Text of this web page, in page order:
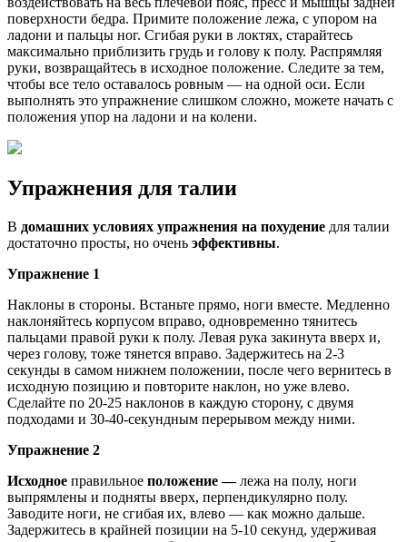
поверхности бедра. Примите положение лежа, с упором на
ладони и пальцы ног. Сгибая руки в локтях, старайтесь
максимально приблизить грудь и голову к полу. Распрямляя
руки, возвращайтесь в исходное положение. Следите за тем,
чтобы все тело оставалось ровным — на одной оси. Если
выполнять это упражнение слишком сложно, можете начать с
положения упор на ладони и на колени.
Упражнения для талии
В домашних условиях упражнения на похудение для талии
достаточно просты, но очень эффективны.
Упражнение 1
Наклоны в стороны. Встаньте прямо, ноги вместе. Медленно
наклоняйтесь корпусом вправо, одновременно тянитесь
пальцами правой руки к полу. Левая рука закинута вверх и,
через голову, тоже тянется вправо. Задержитесь на 2-3
секунды в самом нижнем положении, после чего вернитесь в
исходную позицию и повторите наклон, но уже влево.
Сделайте по 20-25 наклонов в каждую сторону, с двумя
подходами и 30-40-секундным перерывом между ними.
Упражнение 2
Исходное правильное положение —лежа на полу, ноги
выпрямлены и подняты вверх, перпендикулярно полу.
Заводите ноги, не сгибая их, влево — как можно дальше.
Задержитесь в крайней позиции на 5-10 секунд, удерживая